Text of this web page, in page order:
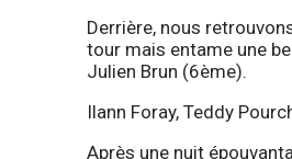
Derrière, nous
tour mais entame une
Julien Brun (6ème).
Ilann Foray, Teddy
Après une nuit